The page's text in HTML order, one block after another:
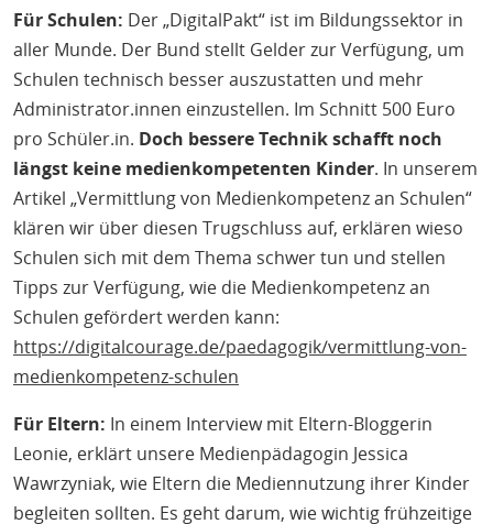
Für Schulen: Der „DigitalPakt“ ist im Bildungssektor in
aller Munde. Der Bund stellt Gelder zur Verfügung, um
Schulen technisch besser auszustatten und mehr
Administrator.innen einzustellen. Im Schnitt 500 Euro
pro Schüler.in. Doch bessere Technik schafft noch
längst keine medienkompetenten Kinder. In unserem
Artikel „Vermittlung von Medienkompetenz an Schulen“
klären wir über diesen Trugschluss auf, erklären wieso
Schulen sich mit dem Thema schwer tun und stellen
Tipps zur Verfügung, wie die Medienkompetenz an
Schulen gefördert werden kann:
https://digitalcourage.de/paedagogik/vermittlung-von-
medienkompetenz-schulen
Für Eltern: In einem Interview mit Eltern-Bloggerin
Leonie, erklärt unsere Medienpädagogin Jessica
Wawrzyniak, wie Eltern die Mediennutzung ihrer Kinder
begleiten sollten. Es geht darum, wie wichtig frühzeitige